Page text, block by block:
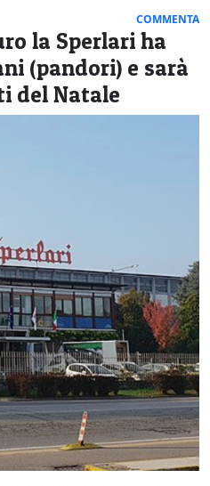
COMMENTA
la Sperlari ha
(pandori) e sarà
del Natale